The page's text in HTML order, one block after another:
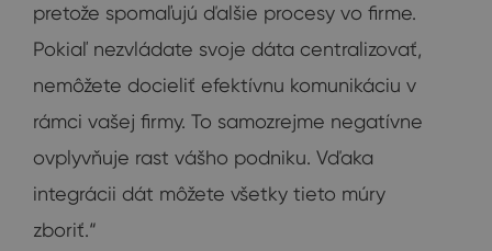
pretože spomaľujú ďalšie procesy vo firme.
Pokiaľ nezvládate svoje dáta centralizovať,
nemôžete docieliť efektívnu komunikáciu v
rámci vašej firmy. To samozrejme negatívne
ovplyvňuje rast vášho podniku. Vďaka
integrácii dát môžete všetky tieto múry
zboriť.“